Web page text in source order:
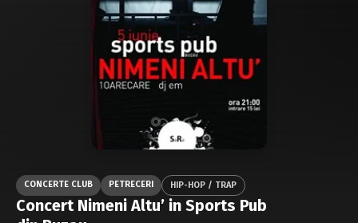
Caută în site...
CONCERTE CLUB PETRECERI HIP-HOP / TRAP
Concert Nimeni Altu’ in Sports Pub